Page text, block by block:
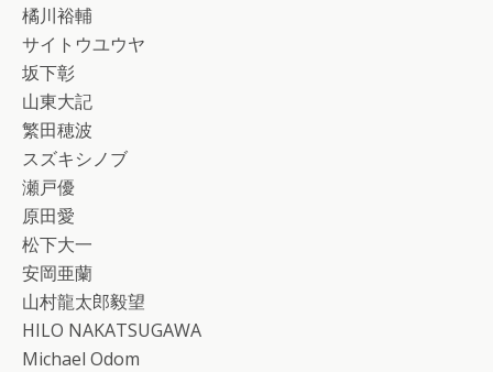
橘川裕輔
サイトウユウヤ
坂下彰
山東大記
繁田穂波
スズキシノブ
瀬戸優
原田愛
松下大一
安岡亜蘭
山村龍太郎毅望
HILO NAKATSUGAWA
Michael Odom